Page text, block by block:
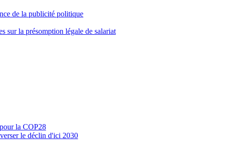
de la publicité politique
sur la présomption légale de salariat
la COP28
le déclin d'ici 2030